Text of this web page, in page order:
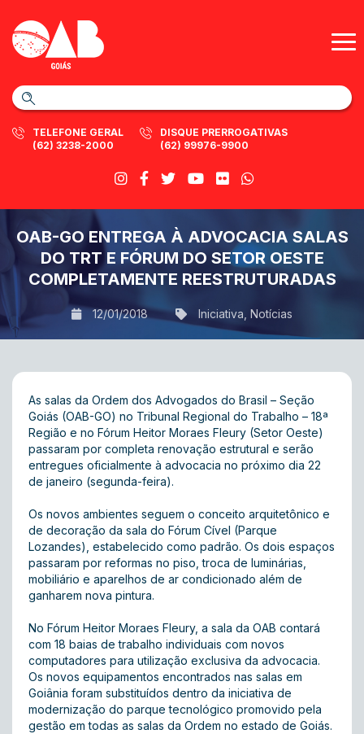
TELEFONE GERAL
(62) 3238-2000
DISQUE PRERROGATIVAS
(62) 99976-9900
OAB-GO ENTREGA À ADVOCACIA SALAS
DO TRT E FÓRUM DO SETOR OESTE
COMPLETAMENTE REESTRUTURADAS
12/01/2018 Iniciativa Notícias
As salas da Ordem dos Advogados do Brasil – Seção
Goiás (OAB-GO) no Tribunal Regional do Trabalho – 18ª
Região e no Fórum Heitor Moraes Fleury (Setor Oeste)
passaram por completa renovação estrutural e serão
entregues oficialmente à advocacia no próximo dia 22
de janeiro (segunda-feira).
Os novos ambientes seguem o conceito arquitetônico e
de decoração da sala do Fórum Cível (Parque
Lozandes), estabelecido como padrão. Os dois espaços
passaram por reformas no piso, troca de luminárias,
mobiliário e aparelhos de ar condicionado além de
ganharem nova pintura.
No Fórum Heitor Moraes Fleury, a sala da OAB contará
com 18 baias de trabalho individuais com novos
computadores para utilização exclusiva da advocacia.
Os novos equipamentos encontrados nas salas em
Goiânia foram substituídos dentro da iniciativa de
modernização do parque tecnológico promovido pela
gestão em todas as salas da Ordem no estado de Goiás.